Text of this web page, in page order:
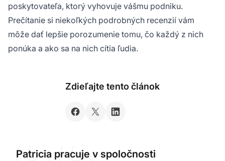
poskytovateľa, ktorý vyhovuje vášmu podniku.
Prečítanie si niekoľkých podrobných recenzií vám
môže dať lepšie porozumenie tomu, čo každý z nich
ponúka a ako sa na nich cítia ľudia.
Zdieľajte tento článok
Patricia pracuje v spoločnosti